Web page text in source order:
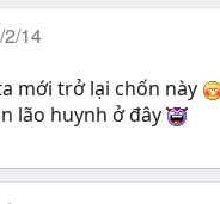
2/14
mới trở lại chốn này
lão huynh ở đây